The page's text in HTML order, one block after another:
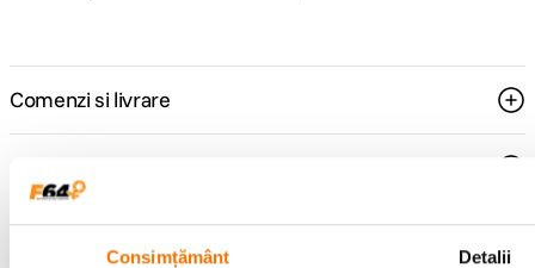
Consimțământ Detalii
Comenzi si livrare